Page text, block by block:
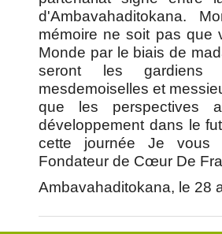
d'Ambavahaditokana.
mémoire ne soit pas que
Monde par le biais de
seront les gardiens
mesdemoiselles et
que les perspectives
développement dans le
cette journée Je vous
Fondateur de Cœur De
Ambavahaditokana, le 28